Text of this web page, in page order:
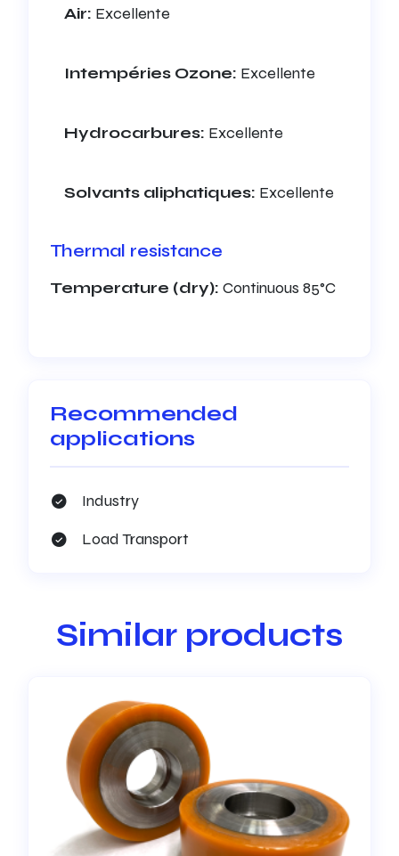
Air: Excellente
Intempéries Ozone: Excellente
Hydrocarbures: Excellente
Solvants aliphatiques: Excellente
Thermal resistance
Temperature (dry): Continuous 85°C
Recommended
applications
Industry
Load Transport
Similar products